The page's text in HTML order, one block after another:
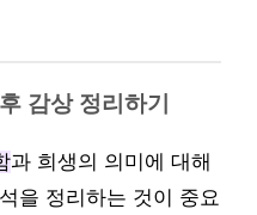
감상 정리하기
과 희생의 의미에 대해
을 정리하는 것이 중요